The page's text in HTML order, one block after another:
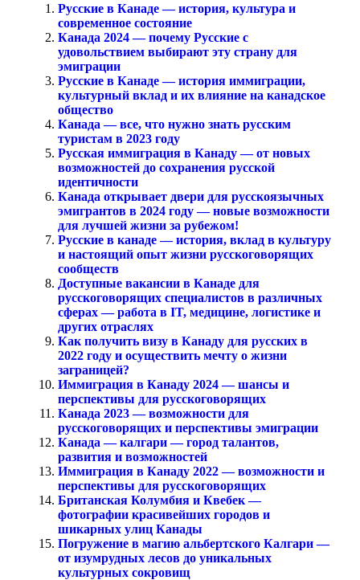
Русские в Канаде — история, культура и
современное состояние
Канада 2024 — почему Русские с
удовольствием выбирают эту страну для
эмиграции
Русские в Канаде — история иммиграции,
культурный вклад и их влияние на канадское
общество
Канада — все, что нужно знать русским
туристам в 2023 году
Русская иммиграция в Канаду — от новых
возможностей до сохранения русской
идентичности
Канада открывает двери для русскоязычных
эмигрантов в 2024 году — новые возможности
для лучшей жизни за рубежом!
Русские в канаде — история, вклад в культуру
и настоящий опыт жизни русскоговорящих
сообществ
Доступные вакансии в Канаде для
русскоговорящих специалистов в различных
сферах — работа в IT, медицине, логистике и
других отраслях
Как получить визу в Канаду для русских в
2022 году и осуществить мечту о жизни
заграницей?
Иммиграция в Канаду 2024 — шансы и
перспективы для русскоговорящих
Канада 2023 — возможности для
русскоговорящих и перспективы эмиграции
Канада — калгари — город талантов,
развития и возможностей
Иммиграция в Канаду 2022 — возможности и
перспективы для русскоговорящих
Британская Колумбия и Квебек —
фотографии красивейших городов и
шикарных улиц Канады
Погружение в магию альбертского Калгари —
от изумрудных лесов до уникальных
культурных сокровищ